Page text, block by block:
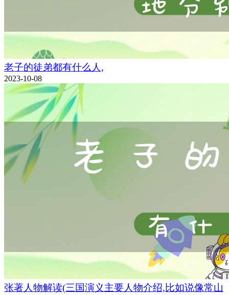
老子的徒弟都有什么人,
2023-10-08
张著人物解读(三国演义主要人物介绍,比如说像常山